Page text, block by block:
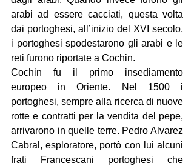
arabi ad essere cacciati, questa volta
dai portoghesi, all’inizio del XVI secolo,
i portoghesi spodestarono gli arabi e le
reti furono riportate a Cochin.
Cochin fu il primo insediamento
europeo in Oriente. Nel 1500 i
portoghesi, sempre alla ricerca di nuove
rotte e contratti per la vendita del pepe,
arrivarono in quelle terre. Pedro Alvarez
Cabral, esploratore, portò con lui alcuni
frati Francescani portoghesi che